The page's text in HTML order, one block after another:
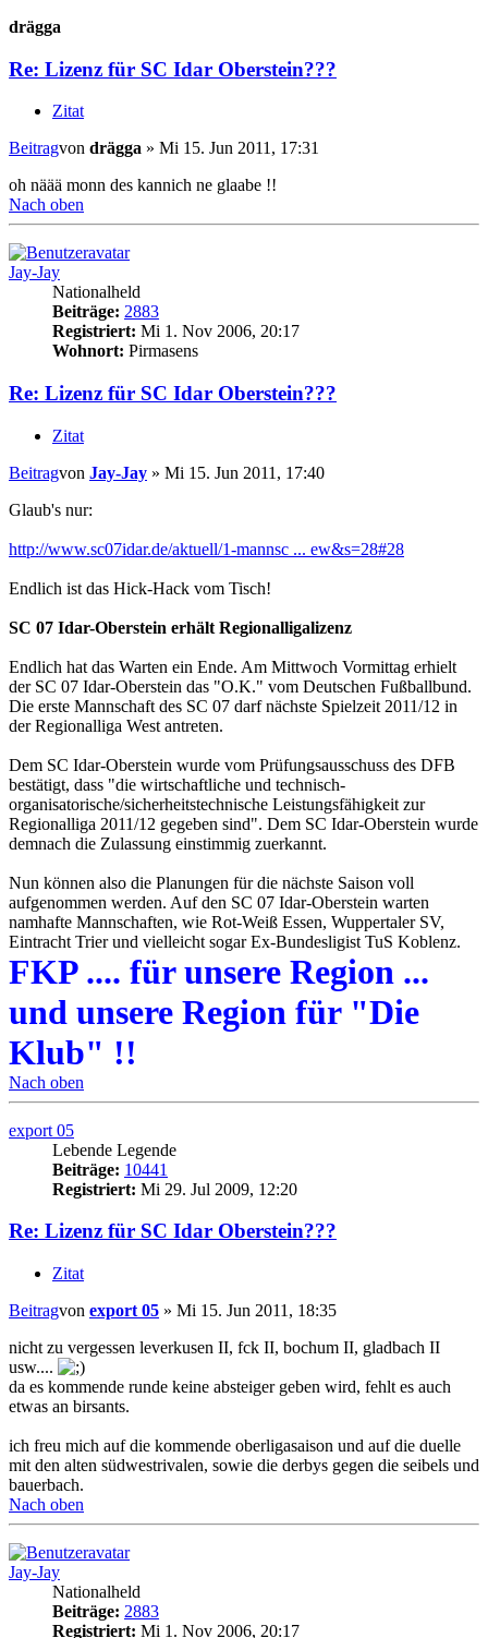
drägga
Re: Lizenz für SC Idar Oberstein???
Zitat
Beitragvon drägga » Mi 15. Jun 2011, 17:31
oh näää monn des kannich ne glaabe !!
Nach oben
Jay-Jay
Nationalheld
Beiträge: 2883
Registriert: Mi 1. Nov 2006, 20:17
Wohnort: Pirmasens
Re: Lizenz für SC Idar Oberstein???
Zitat
Beitragvon Jay-Jay » Mi 15. Jun 2011, 17:40
Glaub's nur:
http://www.sc07idar.de/aktuell/1-mannsc ... ew&s=28#28
Endlich ist das Hick-Hack vom Tisch!
SC 07 Idar-Oberstein erhält Regionalligalizenz
Endlich hat das Warten ein Ende. Am Mittwoch Vormittag erhielt
der SC 07 Idar-Oberstein das "O.K." vom Deutschen Fußballbund.
Die erste Mannschaft des SC 07 darf nächste Spielzeit 2011/12 in
der Regionalliga West antreten.
Dem SC Idar-Oberstein wurde vom Prüfungsausschuss des DFB
bestätigt, dass "die wirtschaftliche und technisch-
organisatorische/sicherheitstechnische Leistungsfähigkeit zur
Regionalliga 2011/12 gegeben sind". Dem SC Idar-Oberstein wurde
demnach die Zulassung einstimmig zuerkannt.
Nun können also die Planungen für die nächste Saison voll
aufgenommen werden. Auf den SC 07 Idar-Oberstein warten
namhafte Mannschaften, wie Rot-Weiß Essen, Wuppertaler SV,
Eintracht Trier und vielleicht sogar Ex-Bundesligist TuS Koblenz.
FKP .... für unsere Region ...
und unsere Region für "Die
Klub" !!
Nach oben
export 05
Lebende Legende
Beiträge: 10441
Registriert: Mi 29. Jul 2009, 12:20
Re: Lizenz für SC Idar Oberstein???
Zitat
Beitragvon export 05 » Mi 15. Jun 2011, 18:35
nicht zu vergessen leverkusen II, fck II, bochum II, gladbach II
usw....
da es kommende runde keine absteiger geben wird, fehlt es auch
etwas an birsants.
ich freu mich auf die kommende oberligasaison und auf die duelle
mit den alten südwestrivalen, sowie die derbys gegen die seibels und
bauerbach.
Nach oben
Jay-Jay
Nationalheld
Beiträge: 2883
Registriert: Mi 1. Nov 2006, 20:17